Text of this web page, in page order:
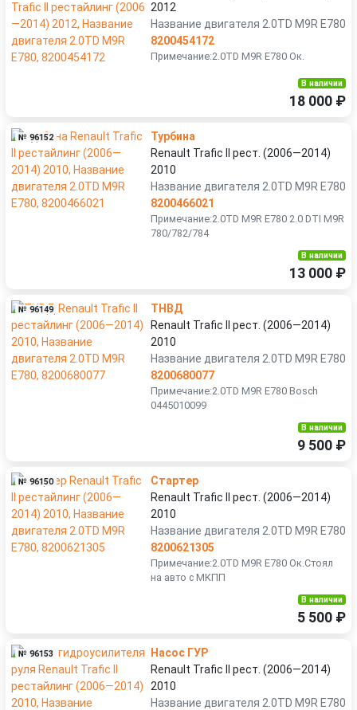
2012
Название двигателя 2.0TD M9R E780
8200454172
Примечание:2.0TD M9R E780 Ок.
В наличии
18 000 ₽
№ 96152
Турбина
Renault Trafic II рест. (2006—2014)
2010
Название двигателя 2.0TD M9R E780
8200466021
Примечание:2.0TD M9R E780 2.0 DTI M9R
780/782/784
В наличии
13 000 ₽
№ 96149
ТНВД
Renault Trafic II рест. (2006—2014)
2010
Название двигателя 2.0TD M9R E780
8200680077
Примечание:2.0TD M9R E780 Bosch
0445010099
В наличии
9 500 ₽
№ 96150
Стартер
Renault Trafic II рест. (2006—2014)
2010
Название двигателя 2.0TD M9R E780
8200621305
Примечание:2.0TD M9R E780 Ок.Стоял
на авто с МКПП
В наличии
5 500 ₽
№ 96153
Насос ГУР
Renault Trafic II рест. (2006—2014)
2010
Название двигателя 2.0TD M9R E780